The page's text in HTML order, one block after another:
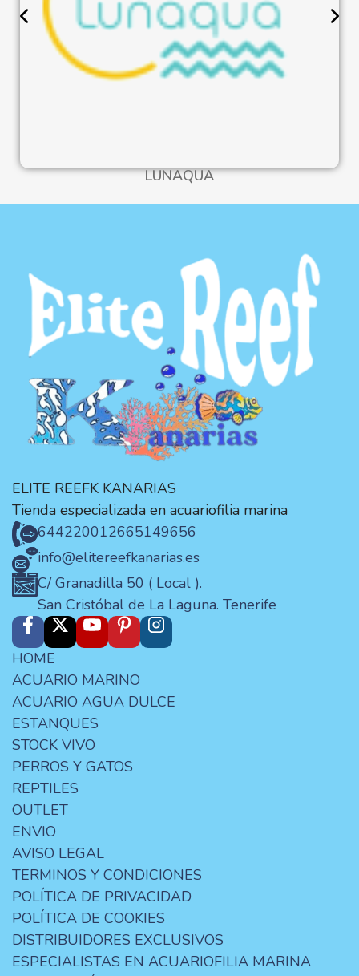
LUNAQUA
ELITE REEFK KANARIAS
Tienda especializada en acuariofilia marina
644220012665149656
info@elitereefkanarias.es
C/ Granadilla 50 ( Local ).
San Cristóbal de La Laguna. Tenerife
HOME
ACUARIO MARINO
ACUARIO AGUA DULCE
ESTANQUES
STOCK VIVO
PERROS Y GATOS
REPTILES
OUTLET
ENVIO
AVISO LEGAL
TERMINOS Y CONDICIONES
POLÍTICA DE PRIVACIDAD
POLÍTICA DE COOKIES
DISTRIBUIDORES EXCLUSIVOS
ESPECIALISTAS EN ACUARIOFILIA MARINA